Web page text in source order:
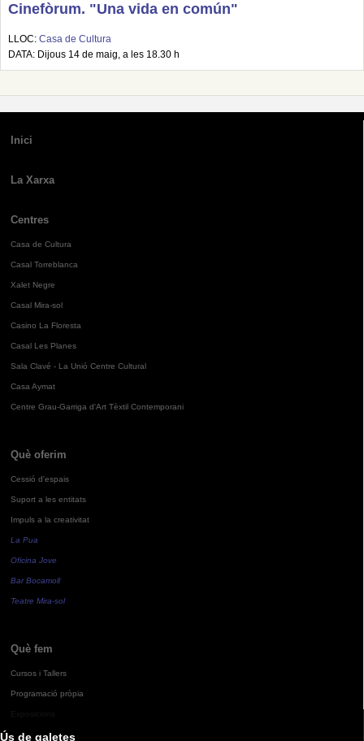
Ús de galetes
Cinefòrum. "Una vida en común"
LLOC: Casa de Cultura
DATA: Dijous 14 de maig, a les 18.30 h
Inici
La Xarxa
Centres
Casa de Cultura
Casal Torreblanca
Xalet Negre
Casal Mira-sol
Casino La Floresta
Casal Les Planes
Sala Clavé - La Unió Centre Cultural
Casa Aymat
Centre Grau-Garriga d'Art Tèxtil Contemporani
Què oferim
Cessió d'espais
Suport a les entitats
Impuls a la creativitat
La Pua
Oficina Jove
Bar Bocamoll
Teatre Mira-sol
Què fem
Cursos i Tallers
Programació pròpia